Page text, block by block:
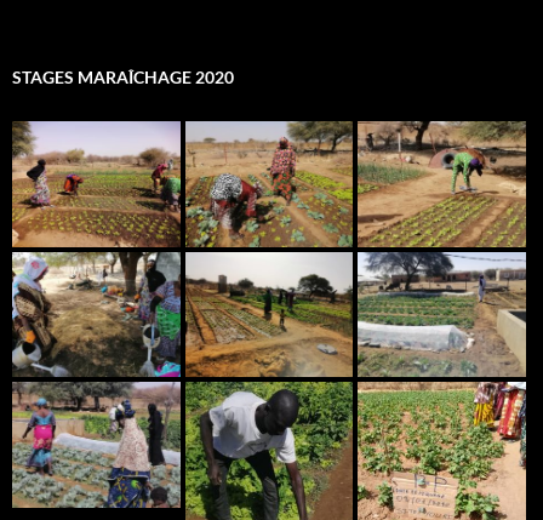
STAGES MARAÎCHAGE 2020